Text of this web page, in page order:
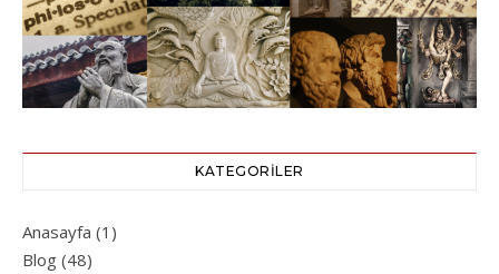
KATEGORILER
Anasayfa (1)
Blog (48)